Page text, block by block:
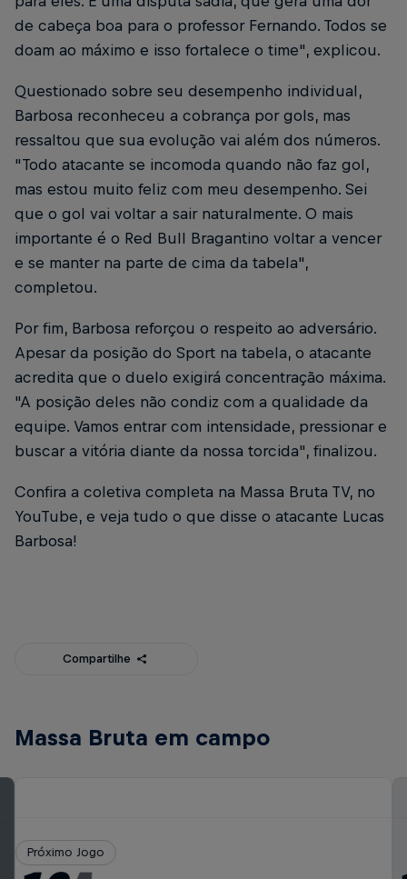
de cabeça boa para o professor Fernando. Todos se
doam ao máximo e isso fortalece o time", explicou.
Questionado sobre seu desempenho individual,
Barbosa reconheceu a cobrança por gols, mas
ressaltou que sua evolução vai além dos números.
"Todo atacante se incomoda quando não faz gol,
mas estou muito feliz com meu desempenho. Sei
que o gol vai voltar a sair naturalmente. O mais
importante é o Red Bull Bragantino voltar a vencer
e se manter na parte de cima da tabela",
completou.
Por fim, Barbosa reforçou o respeito ao adversário.
Apesar da posição do Sport na tabela, o atacante
acredita que o duelo exigirá concentração máxima.
"A posição deles não condiz com a qualidade da
equipe. Vamos entrar com intensidade, pressionar e
buscar a vitória diante da nossa torcida", finalizou.
Confira a coletiva completa na Massa Bruta TV, no
YouTube, e veja tudo o que disse o atacante Lucas
Barbosa!
Compartilhe
Massa Bruta em campo
Próximo Jogo